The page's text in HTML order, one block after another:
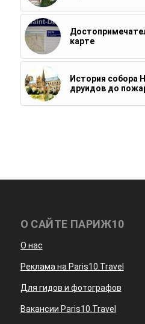
карте
История собора
друидов до
О САЙТЕ ПАРИЖ10
О нас
Реклама на Paris10.Travel
Для гидов и фотографов
Вакансии Paris10.Travel